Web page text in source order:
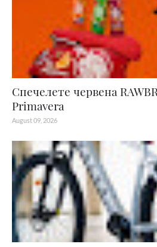
Спечелете червена
Primavera
August 09, 2026